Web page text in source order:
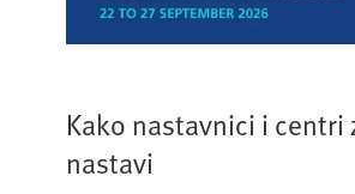
Kako nastavnici i
nastavi